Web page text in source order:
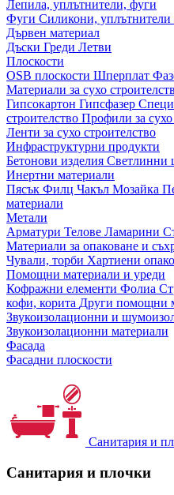
Лепила, уплътнители, фуги
Фуги Силикони, уплътнители
Дървен материал
Дъски Греди Летви
Плоскости
OSB плоскости Шперплат
Материали за сухо
Гипсокартон Гипсфазер
строителство Профили за сухо
Ленти за сухо строителство
Инфраструктурни продукти
Бетонови изделия Светлинни
Инертни материали
Пясък Филц Чакъл Мозайкa
материали
Метали
Арматури Телове Ламарини
Материали за опаковане и
Чували, торби Хартиени
Помощни материали и уреди
Кофражни елементи Фолиа
кофи, корита Други помощни
Звукоизолационни и
Звукоизолационни материали
Фасада
Фасадни плоскости
Санитария и
Санитария и плочки